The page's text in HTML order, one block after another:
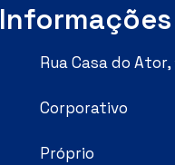
Informações
Rua Casa do Ator,
Corporativo
Próprio